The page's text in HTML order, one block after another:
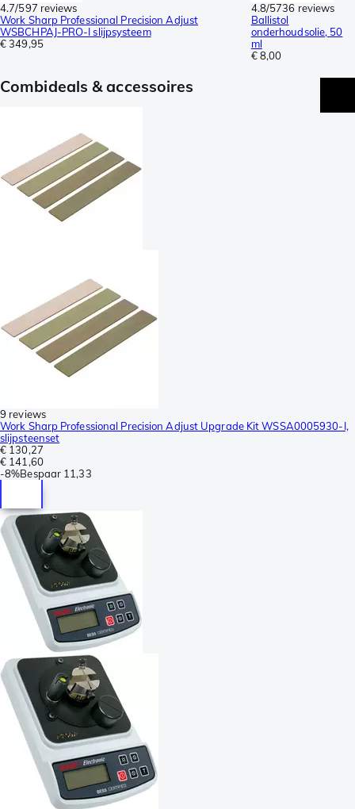
4.7/597 reviews
Work Sharp Professional Precision Adjust
WSBCHPAJ-PRO-I slijpsysteem
€ 349,95
4.8/5736 reviews
Ballistol
onderhoudsolie, 50
ml
€ 8,00
Combideals & accessoires
9 reviews
Work Sharp Professional Precision Adjust Upgrade Kit WSSA0005930-I,
slijpsteenset
€ 130,27
€ 141,60
-8%Bespaar 11,33